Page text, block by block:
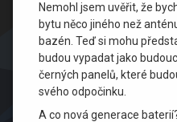
Nemohl jsem uvěřit, že
bytu něco jiného než
bazén. Teď si mohu
budou vypadat jako
černých panelů, které
svého odpočinku.
A co nová generace